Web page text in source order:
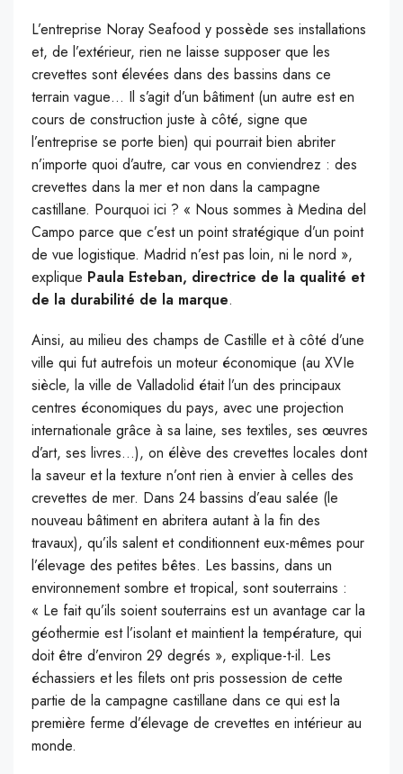
L’entreprise Noray Seafood y possède ses installations
et, de l’extérieur, rien ne laisse supposer que les
crevettes sont élevées dans des bassins dans ce
terrain vague… Il s’agit d’un bâtiment (un autre est en
cours de construction juste à côté, signe que
l’entreprise se porte bien) qui pourrait bien abriter
n’importe quoi d’autre, car vous en conviendrez : des
crevettes dans la mer et non dans la campagne
castillane. Pourquoi ici ? « Nous sommes à Medina del
Campo parce que c’est un point stratégique d’un point
de vue logistique. Madrid n’est pas loin, ni le nord »,
explique Paula Esteban, directrice de la qualité et
de la durabilité de la marque.
Ainsi, au milieu des champs de Castille et à côté d’une
ville qui fut autrefois un moteur économique (au XVIe
siècle, la ville de Valladolid était l’un des principaux
centres économiques du pays, avec une projection
internationale grâce à sa laine, ses textiles, ses œuvres
d’art, ses livres…), on élève des crevettes locales dont
la saveur et la texture n’ont rien à envier à celles des
crevettes de mer. Dans 24 bassins d’eau salée (le
nouveau bâtiment en abritera autant à la fin des
travaux), qu’ils salent et conditionnent eux-mêmes pour
l’élevage des petites bêtes. Les bassins, dans un
environnement sombre et tropical, sont souterrains :
« Le fait qu’ils soient souterrains est un avantage car la
géothermie est l’isolant et maintient la température, qui
doit être d’environ 29 degrés », explique-t-il. Les
échassiers et les filets ont pris possession de cette
partie de la campagne castillane dans ce qui est la
première ferme d’élevage de crevettes en intérieur au
monde.